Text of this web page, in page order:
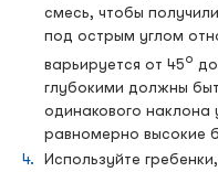
смесь, чтобы
под острым углом
варьируется от 45о
глубокими должны
одинакового наклона
равномерно высокие
Используйте